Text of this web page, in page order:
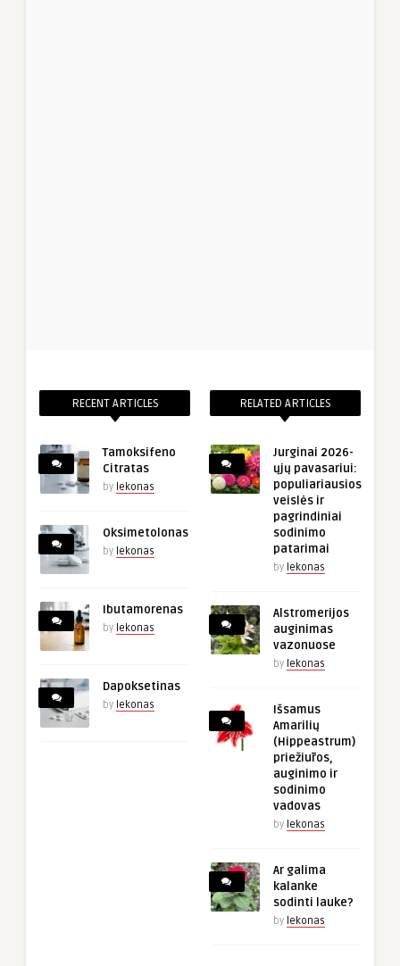
RECENT ARTICLES
Tamoksifeno
Citratas
by lekonas
Oksimetolonas
by lekonas
Ibutamorenas
by lekonas
Dapoksetinas
by lekonas
RELATED ARTICLES
Jurginai 2026-
ųjų pavasariui:
populiariausios
veislės ir
pagrindiniai
sodinimo
patarimai
by lekonas
Alstromerijos
auginimas
vazonuose
by lekonas
Išsamus
Amarilių
(Hippeastrum)
priežiūros,
auginimo ir
sodinimo
vadovas
by lekonas
Ar galima
kalanke
sodinti lauke?
by lekonas